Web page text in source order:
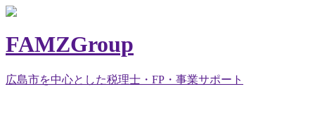
FAMZGroup
広島市を中心とした税理士・FP・事業サポート